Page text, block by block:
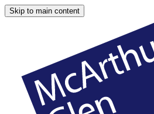
Skip to main content